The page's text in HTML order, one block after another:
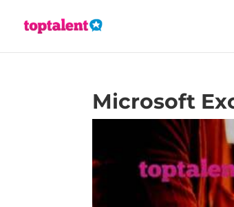
Microsoft